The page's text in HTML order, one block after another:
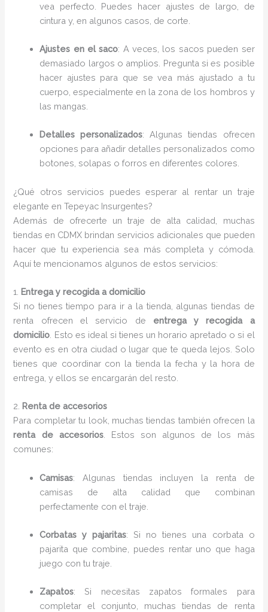
vea perfecto. Puedes hacer ajustes de largo, de
cintura y, en algunos casos, de corte.
Ajustes en el saco: A veces, los sacos pueden ser
demasiado largos o amplios. Pregunta si es posible
hacer ajustes para que se vea más ajustado a tu
cuerpo, especialmente en la zona de los hombros y
las mangas.
Detalles personalizados: Algunas tiendas ofrecen
opciones para añadir detalles personalizados como
botones, solapas o forros en diferentes colores.
¿Qué otros servicios puedes esperar al rentar un traje
elegante en Tepeyac Insurgentes?
Además de ofrecerte un traje de alta calidad, muchas
tiendas en CDMX brindan servicios adicionales que pueden
hacer que tu experiencia sea más completa y cómoda.
Aquí te mencionamos algunos de estos servicios:
1. Entrega y recogida a domicilio
Si no tienes tiempo para ir a la tienda, algunas tiendas de
renta ofrecen el servicio de entrega y recogida a
domicilio . Esto es ideal si tienes un horario apretado o si el
evento es en otra ciudad o lugar que te queda lejos. Solo
tienes que coordinar con la tienda la fecha y la hora de
entrega, y ellos se encargarán del resto.
2. Renta de accesorios
Para completar tu look, muchas tiendas también ofrecen la
renta de accesorios. Estos son algunos de los más
comunes:
Camisas: Algunas tiendas incluyen la renta de
camisas de alta calidad que combinan
perfectamente con el traje.
Corbatas y pajaritas: Si no tienes una corbata o
pajarita que combine, puedes rentar uno que haga
juego con tu traje.
Zapatos: Si necesitas zapatos formales para
completar el conjunto, muchas tiendas de renta